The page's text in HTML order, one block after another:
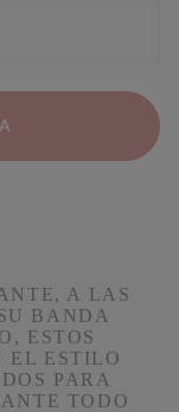
A LAS
BANDA
ESTOS
EL ESTILO
PARA
TODO